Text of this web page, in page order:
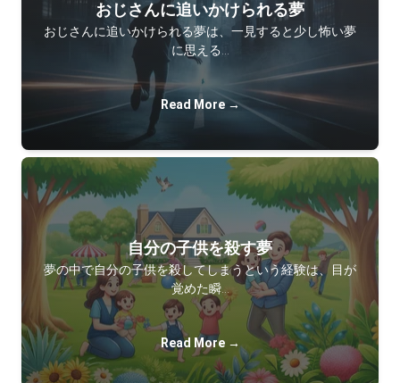
おじさんに追いかけられる夢
おじさんに追いかけられる夢は、一見すると少し怖い夢
に思える…
Read More →
自分の子供を殺す夢
夢の中で自分の子供を殺してしまうという経験は、目が
覚めた瞬…
Read More →